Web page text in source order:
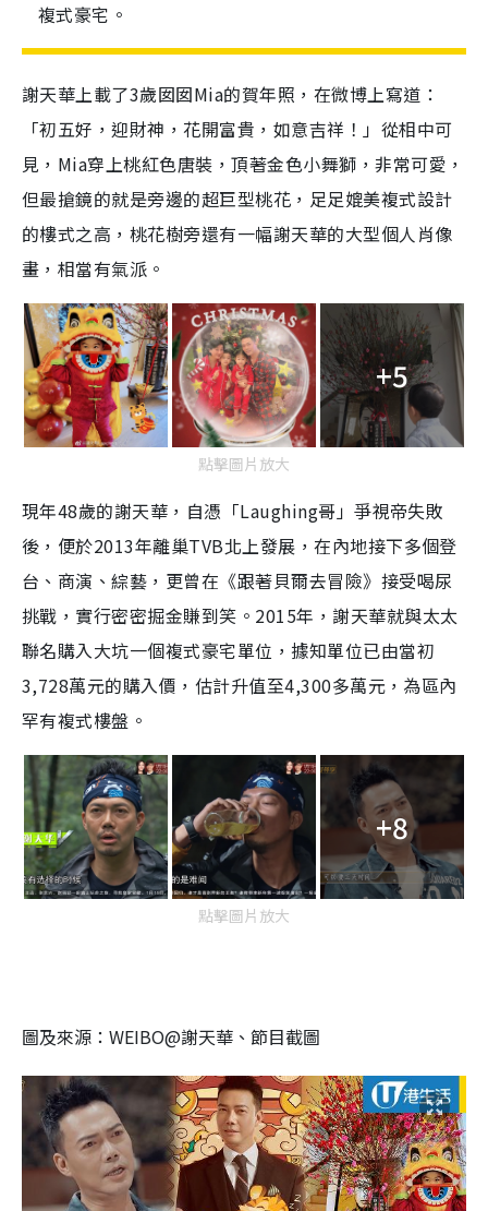
複式豪宅。
謝天華上載了3歲囡囡Mia的賀年照，在微博上寫道：
「初五好，迎財神，花開富貴，如意吉祥！」從相中可
見，Mia穿上桃紅色唐裝，頂著金色小舞獅，非常可愛，
但最搶鏡的就是旁邊的超巨型桃花，足足媲美複式設計
的樓式之高，桃花樹旁還有一幅謝天華的大型個人肖像
畫，相當有氣派。
+5
點擊圖片放大
現年48歲的謝天華，自憑「Laughing哥」爭視帝失敗
後，便於2013年離巢TVB北上發展，在內地接下多個登
台、商演、綜藝，更曾在《跟著貝爾去冒險》接受喝尿
挑戰，實行密密掘金賺到笑。2015年，謝天華就與太太
聯名購入大坑一個複式豪宅單位，據知單位已由當初
3,728萬元的購入價，估計升值至4,300多萬元，為區內
罕有複式樓盤。
+8
點擊圖片放大
圖及來源：WEIBO@謝天華、節目截圖